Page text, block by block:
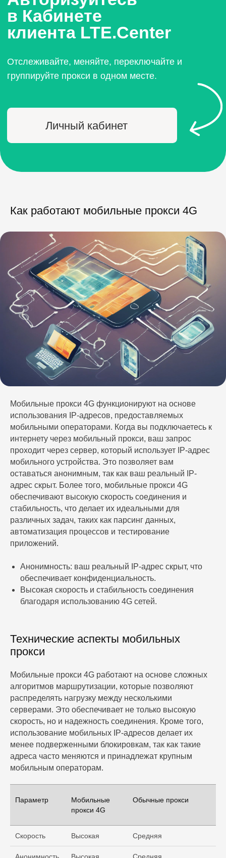
Как работают мобильные прокси 4G
Мобильные прокси 4G функционируют на основе
использования IP-адресов, предоставляемых
мобильными операторами. Когда вы подключаетесь к
интернету через мобильный прокси, ваш запрос
проходит через сервер, который использует IP-адрес
мобильного устройства. Это позволяет вам
оставаться анонимным, так как ваш реальный IP-
адрес скрыт. Более того, мобильные прокси 4G
обеспечивают высокую скорость соединения и
стабильность, что делает их идеальными для
различных задач, таких как парсинг данных,
автоматизация процессов и тестирование
приложений.
Анонимность: ваш реальный IP-адрес скрыт, что
обеспечивает конфиденциальность.
Высокая скорость и стабильность соединения
благодаря использованию 4G сетей.
Технические аспекты мобильных
прокси
Мобильные прокси 4G работают на основе сложных
алгоритмов маршрутизации, которые позволяют
распределять нагрузку между несколькими
серверами. Это обеспечивает не только высокую
скорость, но и надежность соединения. Кроме того,
использование мобильных IP-адресов делает их
менее подверженными блокировкам, так как такие
адреса часто меняются и принадлежат крупным
мобильным операторам.
Параметр
Мобильные
прокси 4G
Обычные прокси
Скорость Высокая Средняя